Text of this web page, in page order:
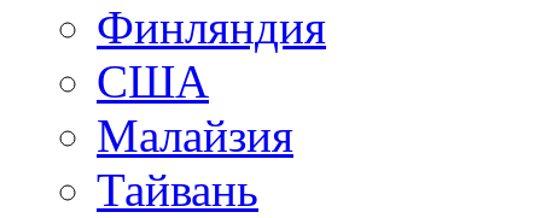
Финляндия
США
Малайзия
Тайвань